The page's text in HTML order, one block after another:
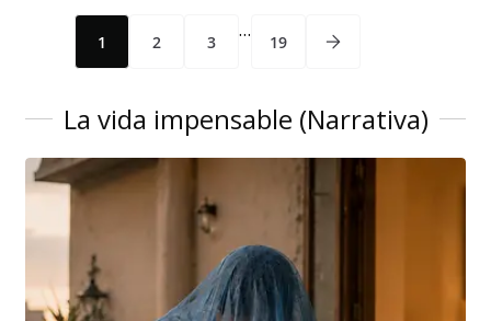
1 2 3 … 19
La vida impensable (Narrativa)